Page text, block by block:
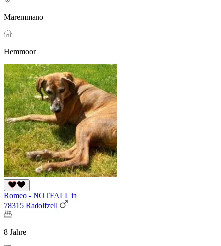
Maremmano
Hemmoor
Romeo - NOTFALL in
78315 Radolfzell
8 Jahre